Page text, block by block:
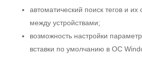
автоматический поиск тегов и их
между устройствами;
возможность настройки
вставки по умолчанию в ОС